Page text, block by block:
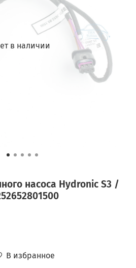
в наличии
насоса Hydronic S3 /
В избранное